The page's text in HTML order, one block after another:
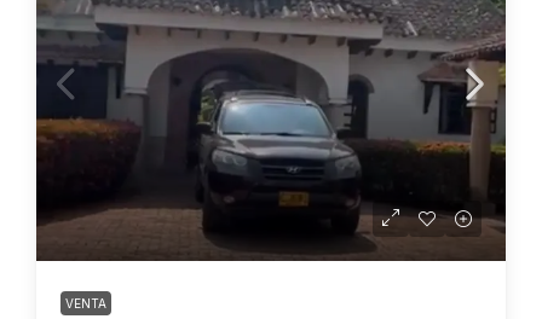
VENTA